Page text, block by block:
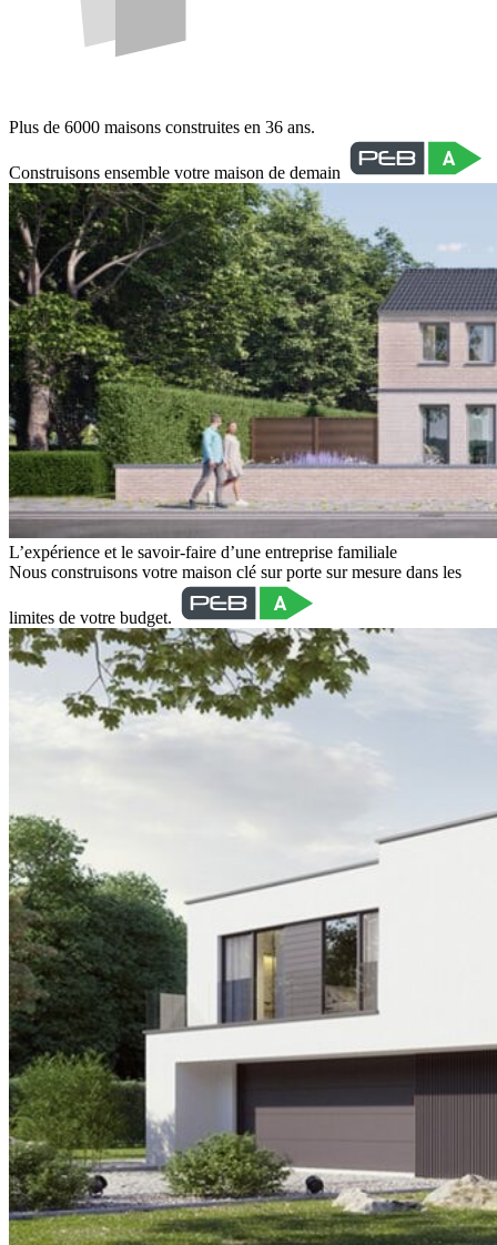
Plus de 6000 maisons construites en 36 ans.
Construisons ensemble votre maison de demain
L’expérience et le savoir-faire d’une entreprise familiale
Nous construisons votre maison clé sur porte sur mesure dans les
limites de votre budget.